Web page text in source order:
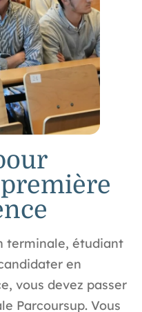
terminale, étudiant
en
vous devez passer
Parcoursup. Vous